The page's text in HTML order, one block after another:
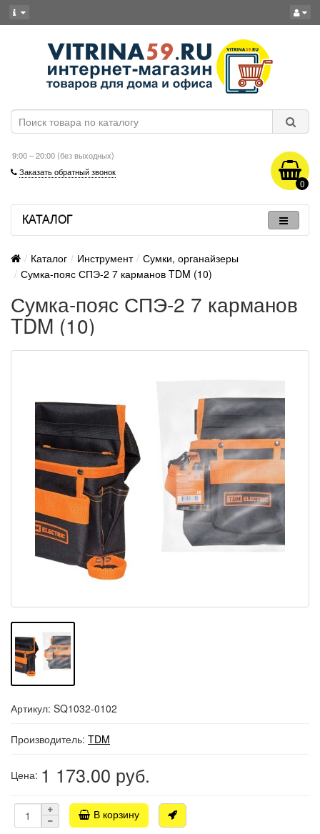
9:00 – 20:00 (без выходных)
Заказать обратный звонок
0
КАТАЛОГ
Каталог Инструмент
Сумки, органайзеры
Сумка-пояс СПЭ-2 7 карманов TDM (10)
Сумка-пояс СПЭ-2 7 карманов
TDM (10)
Артикул: SQ1032-0102
Производитель: TDM
Цена: 1 173.00 руб.
В корзину